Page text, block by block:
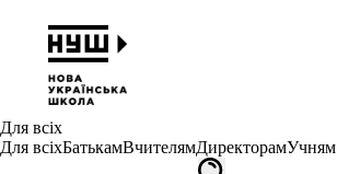
Для всіх
Для всіхБатькамВчителямДиректорамУчням